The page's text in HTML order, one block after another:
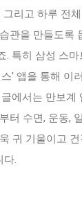
그리고 하루 전
관을 만들도록
. 특히 삼성 스
' 앱을 통해 이
에서는 만보계
터 수면, 운동,
귀 기울이고
.